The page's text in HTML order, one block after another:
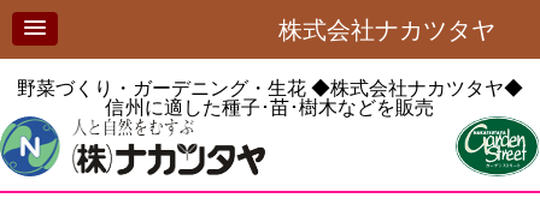
株式会社ナカツタヤ
野菜づくり・ガーデニング・生花◆株式会社ナカツタヤ◆
信州に適した種子･苗･樹木などを販売